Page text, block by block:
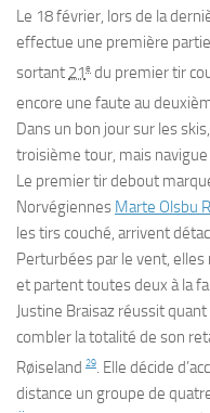
Le 18 février, lors de la
effectue une première
sortant 21e du premier tir
encore une faute au
Dans un bon jour sur les
troisième tour, mais
Le premier tir debout
Norvégiennes Marte Olsbu
les tirs couché, arrivent
Perturbées par le vent,
et partent toutes deux à la
Justine Braisaz réussit
combler la totalité de son
Røiseland 29. Elle décide
distance un groupe de